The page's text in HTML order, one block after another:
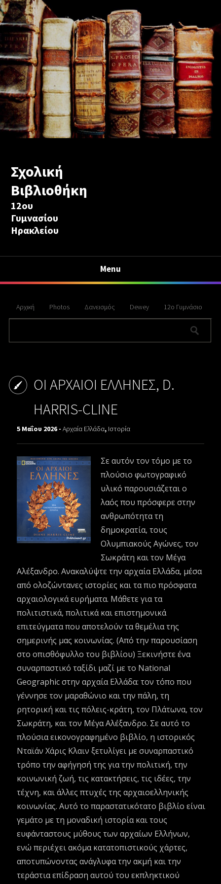
Σχολική
Βιβλιοθήκη
12ου
Γυμνασίου
Ηρακλείου
Menu
Αρχική Photos Δανεισμός Dewey 12ο Γυμνάσιο
ΟΙ ΑΡΧΑΙΟΙ ΕΛΛΗΝΕΣ, D.
HARRIS-CLINE
5 Μαΐου 2026 -Αρχαία Ελλάδα, Ιστορία
Σε αυτόν τον τόμο με το
πλούσιο φωτογραφικό
υλικό παρουσιάζεται ο
λαός που πρόσφερε στην
ανθρωπότητα τη
δημοκρατία, τους
Ολυμπιακούς Αγώνες, τον
Σωκράτη και τον Μέγα
Αλέξανδρο. Ανακαλύψτε την αρχαία Ελλάδα, μέσα
από ολοζώντανες ιστορίες και τα πιο πρόσφατα
αρχαιολογικά ευρήματα. Μάθετε για τα
πολιτιστικά, πολιτικά και επιστημονικά
επιτεύγματα που αποτελούν τα θεμέλια της
σημερινής μας κοινωνίας. (Από την παρουσίαση
στο οπισθόφυλλο του βιβλίου) Ξεκινήστε ένα
συναρπαστικό ταξίδι μαζί με το National
Geographic στην αρχαία Ελλάδα: τον τόπο που
γέννησε τον μαραθώνιο και την πάλη, τη
ρητορική και τις πόλεις-κράτη, τον Πλάτωνα, τον
Σωκράτη, και τον Μέγα Αλέξανδρο. Σε αυτό το
πλούσια εικονογραφημένο βιβλίο, η ιστορικός
Νταϊάν Χάρις Κλαιν ξετυλίγει με συναρπαστικό
τρόπο την αφήγησή της για την πολιτική, την
κοινωνική ζωή, τις κατακτήσεις, τις ιδέες, την
τέχνη, και άλλες πτυχές της αρχαιοελληνικής
κοινωνίας. Αυτό το παραστατικότατο βιβλίο είναι
γεμάτο με τη μοναδική ιστορία και τους
ευφάνταστους μύθους των αρχαίων Ελλήνων,
ενώ περιέχει ακόμα κατατοπιστικούς χάρτες,
αποτυπώνοντας ανάγλυφα την ακμή και την
τεράστια επίδραση αυτού του εκπληκτικού